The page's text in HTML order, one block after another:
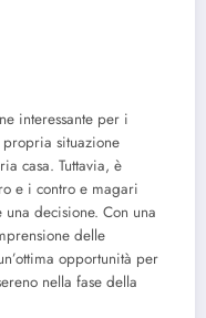
interessante per i
situazione
casa. Tuttavia, è
e i contro e magari
decisione. Con una
delle
opportunità per
nella fase della